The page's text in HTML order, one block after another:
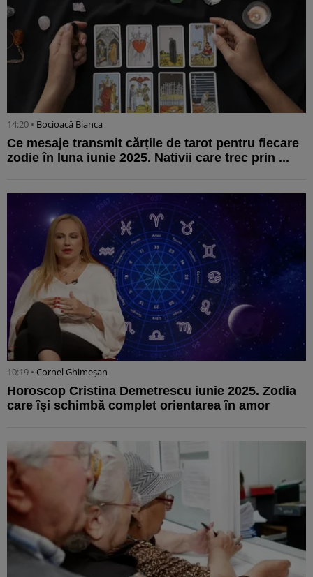
14:20 • Bocioacă Bianca
Ce mesaje transmit cărțile de tarot pentru fiecare
zodie în luna iunie 2025. Nativii care trec prin ...
10:19 • Cornel Ghimeșan
Horoscop Cristina Demetrescu iunie 2025. Zodia
care îşi schimbă complet orientarea în amor